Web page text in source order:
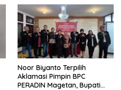
Noor Biyanto Terpilih
Aklamasi Pimpin BPC
PERADIN Magetan, Bupati